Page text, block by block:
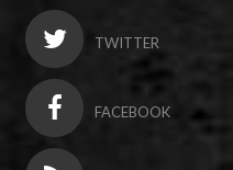
TWITTER
FACEBOOK